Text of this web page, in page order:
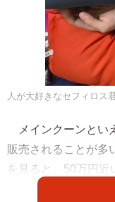
人が大好きなセフィロス
メインクーンとい
販売されることが多
を見ると、50万円近
インクーンを5万円